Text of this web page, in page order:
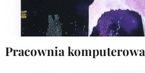
Pracownia komputerowa